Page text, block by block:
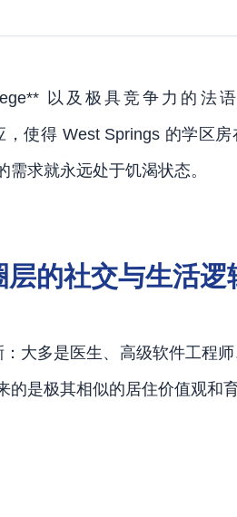
以及极具竞争力的法
，使得 West Springs 的学区
求就永远处于饥渴状态。
的社交与生活逻
大多是医生、高级软件工程
是极其相似的居住价值观和育